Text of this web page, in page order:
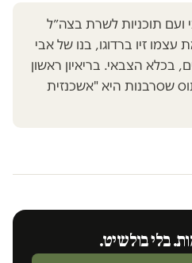
ועם תוכניות לשרת בצה״ל
זיו ברדוגו, בנו של אבי
בכלא הצבאי. בריאיון ראשון
שסרבנות היא "אשכנזית
בלי בולשיט.